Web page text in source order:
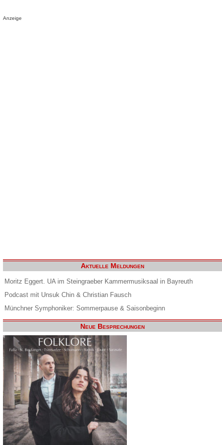
Anzeige
Aktuelle Meldungen
Moritz Eggert. UA im Steingraeber Kammermusiksaal in Bayreuth
Podcast mit Unsuk Chin & Christian Fausch
Münchner Symphoniker: Sommerpause & Saisonbeginn
Neue Besprechungen